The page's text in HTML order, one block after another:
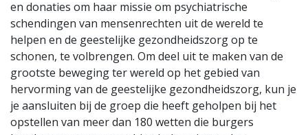
en donaties om haar missie om psychiatrische
schendingen van mensenrechten uit de wereld te
helpen en de geestelijke gezondheidszorg op te
schonen, te volbrengen. Om deel uit te maken van de
grootste beweging ter wereld op het gebied van
hervorming van de geestelijke gezondheidszorg, kun je
je aansluiten bij de groep die heeft geholpen bij het
opstellen van meer dan 180 wetten die burgers